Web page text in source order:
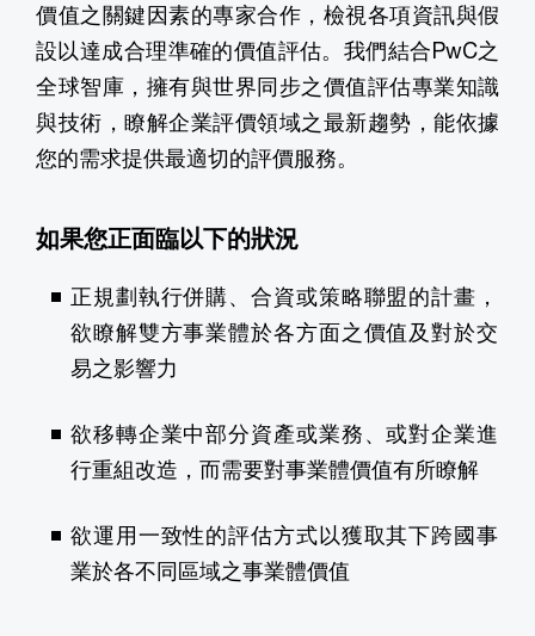
價值之關鍵因素的專家合作，檢視各項資訊與假
設以達成合理準確的價值評估。我們結合PwC之
全球智庫，擁有與世界同步之價值評估專業知識
與技術，瞭解企業評價領域之最新趨勢，能依據
您的需求提供最適切的評價服務。
如果您正面臨以下的狀況
正規劃執行併購、合資或策略聯盟的計畫，
欲瞭解雙方事業體於各方面之價值及對於交
易之影響力
欲移轉企業中部分資產或業務、或對企業進
行重組改造，而需要對事業體價值有所瞭解
欲運用一致性的評估方式以獲取其下跨國事
業於各不同區域之事業體價值